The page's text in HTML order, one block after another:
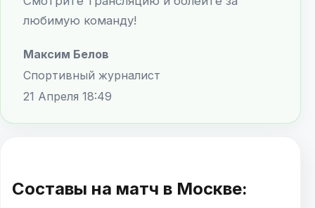
любимую команду!
Максим Белов
Спортивный журналист
21 Апреля 18:49
Составы на матч в Москве: